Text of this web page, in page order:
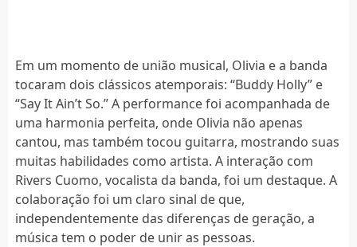
Em um momento de união musical, Olivia e a banda
tocaram dois clássicos atemporais: “Buddy Holly” e
“Say It Ain’t So.” A performance foi acompanhada de
uma harmonia perfeita, onde Olivia não apenas
cantou, mas também tocou guitarra, mostrando suas
muitas habilidades como artista. A interação com
Rivers Cuomo, vocalista da banda, foi um destaque. A
colaboração foi um claro sinal de que,
independentemente das diferenças de geração, a
música tem o poder de unir as pessoas.